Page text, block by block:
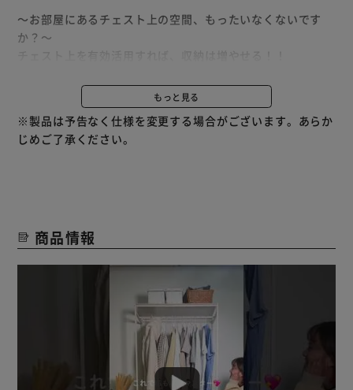
～お部屋にあるチェスト上の空間、もったいなくないです
か？～
◆幅広いチェストにぴったりのサイズ
デッドスペースをフルで有効活用。
お部屋の収納力が一気にあがります。
スッキリ大容量収納。
◆収納BOXなどを乗せやすい木目調天板
凹凸がなく、見た目も良いデザインの棚で更に収納力アッ
◆魅せる収納を叶えるシンプルデザイン
お部屋になじむシンプルな形とホワイトカラーで置く場所を
◆クローゼットでも収納力アップ
もっと見る
※製品は予告なく仕様を変更する場合がございます。あらか
じめご了承ください。
商品情報